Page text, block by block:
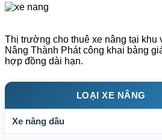
Thị trường cho thuê xe nâng tại
Nâng Thành Phát công khai bảng
hợp đồng dài hạn.
LOẠI XE NÂNG
Xe nâng dầu